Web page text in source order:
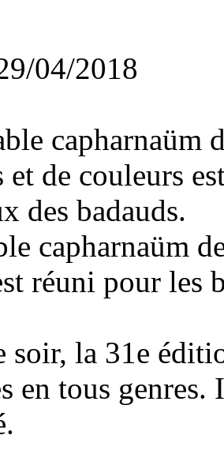
04/2018
capharnaüm
réuni pour les
soir, la 31e
en tous